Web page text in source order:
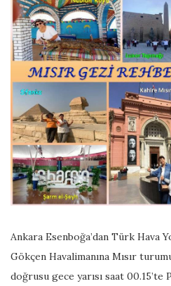
Ankara Esenboğa’dan Türk Hava
Gökçen Havalimanına Mısır
doğrusu gece yarısı saat 00.15’te